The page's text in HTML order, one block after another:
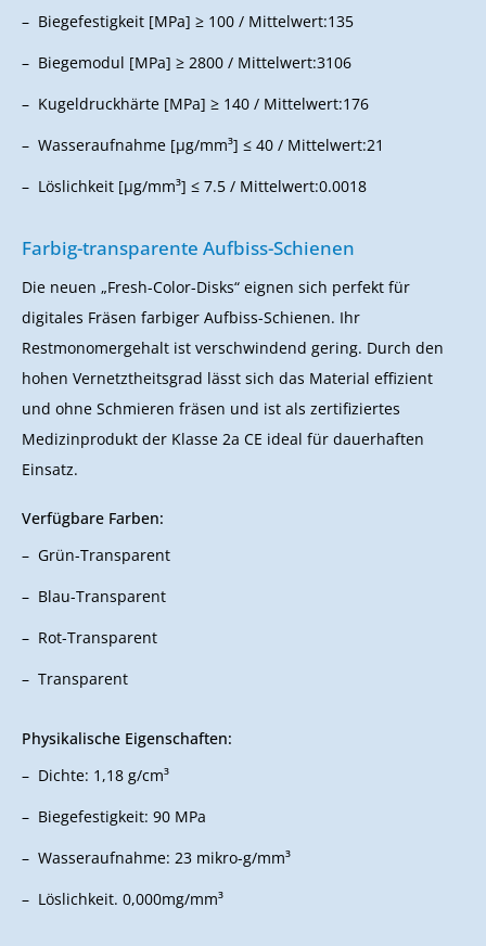
Biegefestigkeit [MPa] ≥ 100 / Mittelwert:135
Biegemodul [MPa] ≥ 2800 / Mittelwert:3106
Kugeldruckhärte [MPa] ≥ 140 / Mittelwert:176
Wasseraufnahme [μg/mm³] ≤ 40 / Mittelwert:21
Löslichkeit [μg/mm³] ≤ 7.5 / Mittelwert:0.0018
Farbig-transparente Aufbiss-Schienen
Die neuen „Fresh-Color-Disks“ eignen sich perfekt für
digitales Fräsen farbiger Aufbiss-Schienen. Ihr
Restmonomergehalt ist verschwindend gering. Durch den
hohen Vernetztheitsgrad lässt sich das Material effizient
und ohne Schmieren fräsen und ist als zertifiziertes
Medizinprodukt der Klasse 2a CE ideal für dauerhaften
Einsatz.
Verfügbare Farben:
Grün-Transparent
Blau-Transparent
Rot-Transparent
Transparent
Physikalische Eigenschaften:
Dichte: 1,18 g/cm³
Biegefestigkeit: 90 MPa
Wasseraufnahme: 23 mikro-g/mm³
Löslichkeit. 0,000mg/mm³